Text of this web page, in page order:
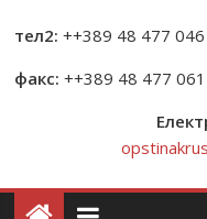
тел2: ++389 48 477 046
факс: ++389 48 477 061